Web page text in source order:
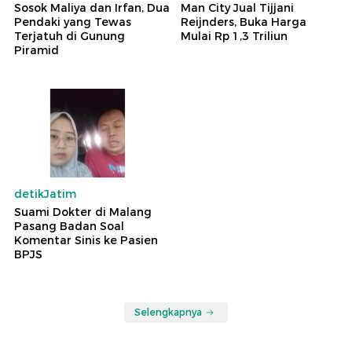
Sosok Maliya dan Irfan, Dua
Pendaki yang Tewas
Terjatuh di Gunung
Piramid
Man City Jual Tijjani
Reijnders, Buka Harga
Mulai Rp 1,3 Triliun
detikJatim
Suami Dokter di Malang
Pasang Badan Soal
Komentar Sinis ke Pasien
BPJS
Selengkapnya